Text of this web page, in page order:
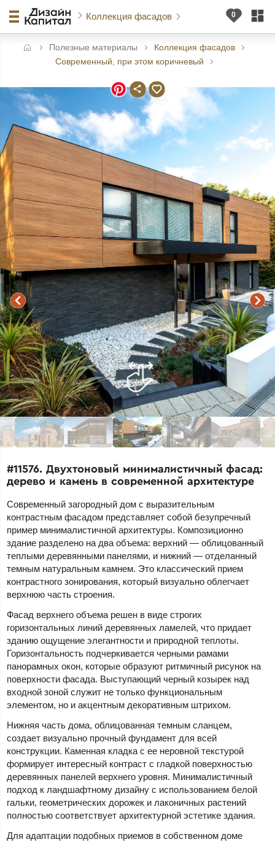
Коллекция фасадов
Полезные материалы
Коллекция фасадов
Современный, при этом коричневый
#11576. Двухтоновый минималистичный фасад:
дерево и камень в современной архитектуре
Современный загородный дом с выразительным
контрастным фасадом представляет собой безупречный
пример минималистичной архитектуры. Композиционно
здание разделено на два объема: верхний — облицованный
теплыми деревянными панелями, и нижний — отделанный
темным натуральным камнем. Это классический прием
контрастного зонирования, который визуально облегчает
верхнюю часть строения.
Фасад верхнего объема решен в виде строгих
горизонтальных линий деревянных ламелей, что придает
зданию ощущение элегантности и природной теплоты.
Горизонтальность подчеркивается черными рамами
панорамных окон, которые образуют ритмичный рисунок на
поверхности фасада. Выступающий черный козырек над
входной зоной служит не только функциональным
элементом, но и акцентным декоративным штрихом.
Нижняя часть дома, облицованная темным сланцем,
создает визуально прочный фундамент для всей
конструкции. Каменная кладка с ее неровной текстурой
формирует интересный контраст с гладкой поверхностью
деревянных панелей верхнего уровня. Минималистичный
подход к ландшафтному дизайну с использованием белой
гальки, геометрических дорожек и лаконичных растений
полностью соответствует архитектурной эстетике здания.
Для адаптации подобных приемов в собственном доме